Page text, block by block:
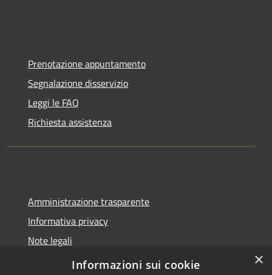
Prenotazione appuntamento
Segnalazione disservizio
Leggi le FAQ
Richiesta assistenza
Amministrazione trasparente
Informativa privacy
Note legali
Dichiarazione di accessibilità
×
Informazioni sui cookie